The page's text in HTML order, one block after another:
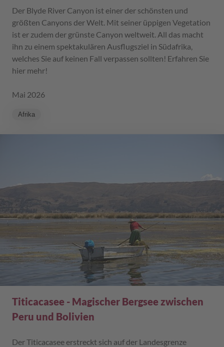
Der Blyde River Canyon ist einer der schönsten und
größten Canyons der Welt. Mit seiner üppigen Vegetation
ist er zudem der grünste Canyon weltweit. All das macht
ihn zu einem spektakulären Ausflugsziel in Südafrika,
welches Sie auf keinen Fall verpassen sollten! Erfahren Sie
hier mehr!
Mai 2026
Afrika
Titicacasee - Magischer Bergsee zwischen
Peru und Bolivien
Der Titicacasee erstreckt sich auf der Landesgrenze